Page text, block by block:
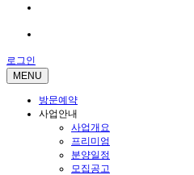
로그인
MENU
방문예약
사업안내
사업개요
프리미엄
분양일정
모집공고